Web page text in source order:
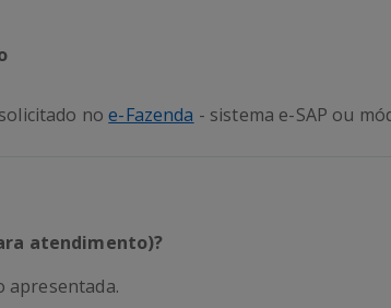
noe-Fazenda - sistema e-SAP ou
atendimento)?
apresentada.